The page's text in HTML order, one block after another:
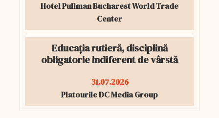
Hotel Pullman Bucharest World Trade
Center
Educația rutieră, disciplină
obligatorie indiferent de vârstă
31.07.2026
Platourile DC Media Group